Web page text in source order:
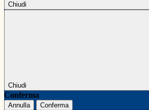
Chiudi
Chiudi
Conferma
Annulla Conferma